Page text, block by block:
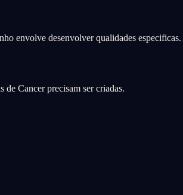
envolve desenvolver qualidades especificas.
de Cancer precisam ser criadas.